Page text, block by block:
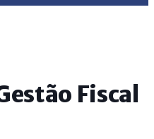
Fiscal